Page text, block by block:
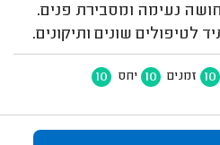
נעימה ומסבירת פנים.
לטיפולים שונים ותיקונים.
10 זמנים 10 יחס 10